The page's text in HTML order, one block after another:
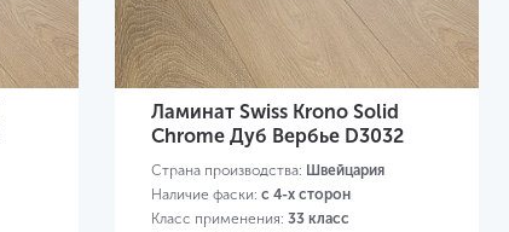
Ламинат Swiss Krono Solid
Chrome Дуб Вербье D3032
Страна производства: Швейцария
Наличие фаски: с 4-х сторон
Класс применения: 33 класс